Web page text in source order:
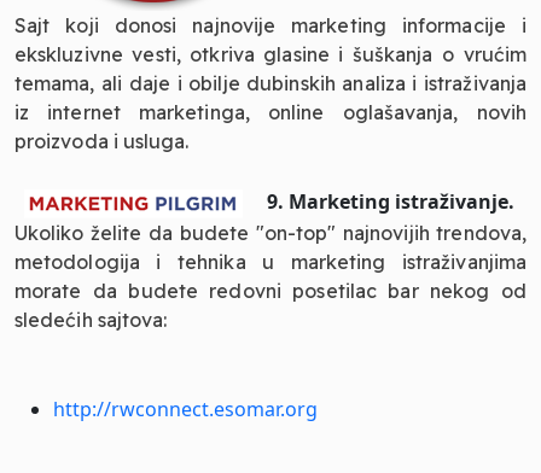
Sajt koji donosi najnovije marketing informacije i
ekskluzivne vesti, otkriva glasine i šuškanja o vrućim
temama, ali daje i obilje dubinskih analiza i istraživanja
iz internet marketinga, online oglašavanja, novih
proizvoda i usluga.
9. Marketing istraživanje.
Ukoliko želite da budete "on-top" najnovijih trendova,
metodologija i tehnika u marketing istraživanjima
morate da budete redovni posetilac bar nekog od
sledećih sajtova:
http://rwconnect.esomar.org